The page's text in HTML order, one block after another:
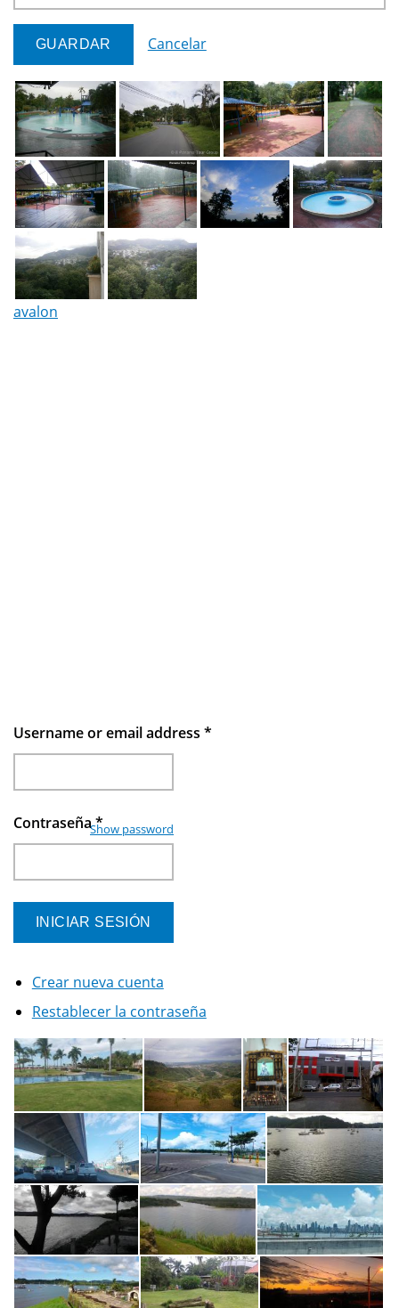
Cancelar
avalon
Username or email address *
Contraseña*
Show password
Crear nueva cuenta
Restablecer la contraseña